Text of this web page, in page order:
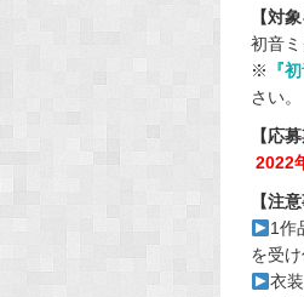
【対
初音
※
『
さい。
【応
2022
【注
1作
を受
衣